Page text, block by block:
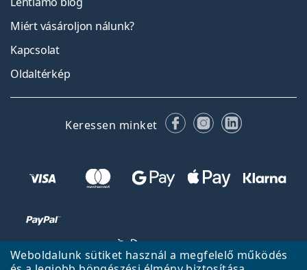
Weboldalunk sütiket használ a megfelelő működés
Miért vásároljon nálunk?
Kapcsolat
Oldaltérkép
Keressen minket FacebookInstagram
LinkedIn